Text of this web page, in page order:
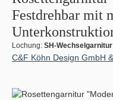
Festdrehbar mit
Lochung: SH-
C&F Köhn Design GmbH
Bildergalerie überspringen